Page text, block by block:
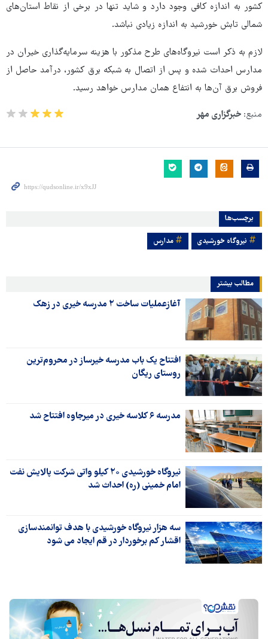
کشور به اندازه کافی وجود دارد و شاید تنها در برخی از نقاط استان‌های
شمالی تابش خورشید به اندازه زیادی نباشد.
لازم به ذکر است نیروگاه‌های طرح مذکور با هزینه سرمایه‌گذاری خیران در
مدارس احداث شده و پس از اتصال به شبکه برق کشور، درآمد حاصل از
فروش برق آن‌ها به انتفاع همان مدارس خواهد رسید.
منبع: خبرگزاری مهر
برچسب‌ها
نیروگاه خورشیدی مدارس
مطالب بیشتر
آغازعملیات ساخت ۲ مدرسه خیری در زهک
افتتاح یک باب مدرسه خیرساز در محروم‌ترین
روستای ریگان
مدرسه ۶ کلاسه خیری در میرجاوه افتتاح شد
نیروگاه خورشیدی ۲۰ کیلو واتی شرکت پالایش نفت
امام خمینی (ره) احداث شد
سه هزار نیروگاه خورشیدی با هدف توانمندسازی
اقشار کم برخوردار در قم ایجاد می شود